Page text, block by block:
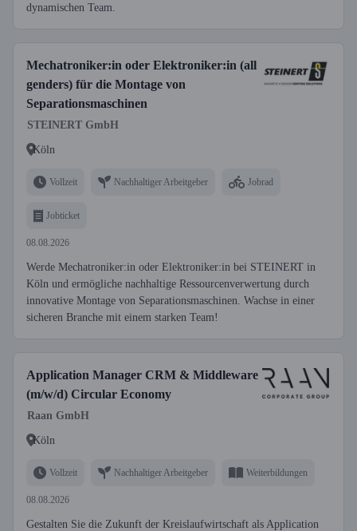
dynamischen Team.
Mechatroniker:in oder Elektroniker:in (all
genders) für die Montage von
Separationsmaschinen
STEINERT GmbH
Köln
Vollzeit Nachhaltiger Arbeitgeber Jobrad
Jobticket
08.08.2026
Werde Mechatroniker:in oder Elektroniker:in bei STEINERT in
Köln und ermögliche nachhaltige Ressourcenverwertung durch
innovative Montage von Separationsmaschinen. Wachse in einer
sicheren Branche mit einem starken Team!
Application Manager CRM & Middleware
(m/w/d) Circular Economy
Raan GmbH
Köln
Vollzeit Nachhaltiger Arbeitgeber Weiterbildungen
08.08.2026
Gestalten Sie die Zukunft der Kreislaufwirtschaft als Application